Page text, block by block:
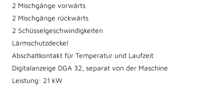
2 Mischgänge vorwärts
2 Mischgänge rückwärts
2 Schüsselgeschwindigkeiten
Lärmschutzdeckel
Abschaltkontakt für Temperatur und Laufzeit
Digitalanzeige DGA 32, separat von der Maschine
Leistung: 21 kW